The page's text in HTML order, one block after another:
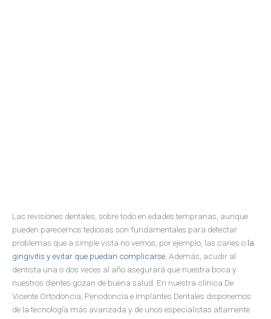
Las revisiones dentales, sobre todo en edades tempranas, aunque
pueden parecernos tediosas son fundamentales para detectar
problemas que a simple vista no vemos, por ejemplo, las caries o la
gingivitis y evitar que puedan complicarse. Además, acudir al
dentista una o dos veces al año asegurará que nuestra boca y
nuestros dientes gozan de buena salud. En nuestra clínica De
Vicente Ortodoncia, Periodoncia e Implantes Dentales disponemos
de la tecnología más avanzada y de unos especialistas altamente